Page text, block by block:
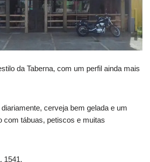
da Taberna, com um perfil ainda mais
cerveja bem gelada e um
com tábuas, petiscos e muitas
1541.